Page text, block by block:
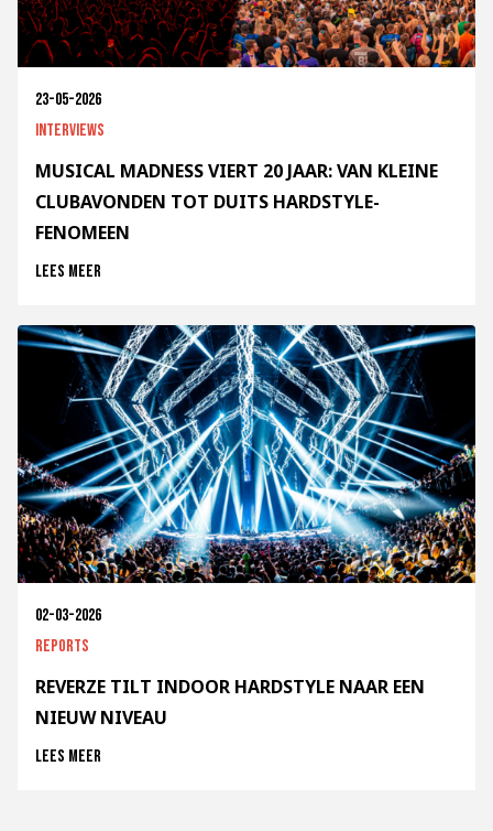
23-05-2026
Interviews
MUSICAL MADNESS VIERT 20 JAAR: VAN KLEINE
CLUBAVONDEN TOT DUITS HARDSTYLE-
FENOMEEN
Lees meer
02-03-2026
Reports
REVERZE TILT INDOOR HARDSTYLE NAAR EEN
NIEUW NIVEAU
Lees meer